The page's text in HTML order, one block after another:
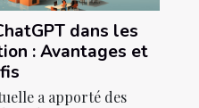
dans les
: Avantages et
a apporté des